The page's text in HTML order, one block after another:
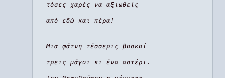
τόσες χαρές να αξιωθείς
από εδώ και πέρα!
Μια φάτνη τέσσερις βοσκοί
τρεις μάγοι κι ένα αστέρι.